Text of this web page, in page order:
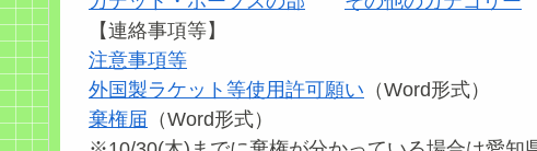
【連絡事項等】
注意事項等
外国製ラケット等使用許可願い （Word形式）
棄権届 （Word形式）